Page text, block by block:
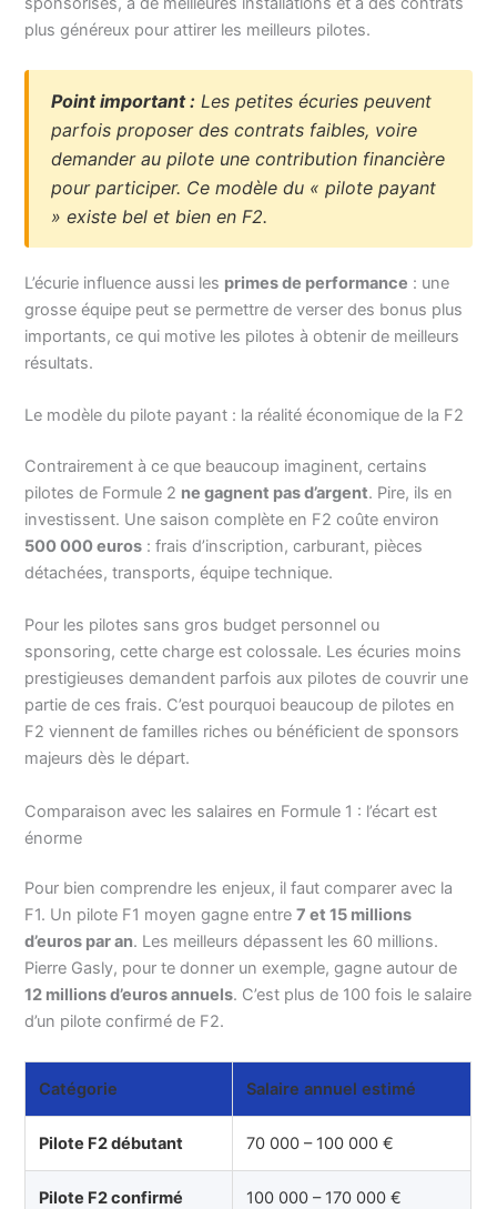
plus généreux pour attirer les meilleurs pilotes.
Point important : Les petites écuries peuvent
parfois proposer des contrats faibles, voire
demander au pilote une contribution financière
pour participer. Ce modèle du « pilote payant
» existe bel et bien en F2.
L’écurie influence aussi les primes de performance : une
grosse équipe peut se permettre de verser des bonus plus
importants, ce qui motive les pilotes à obtenir de meilleurs
résultats.
Le modèle du pilote payant : la réalité économique de la F2
Contrairement à ce que beaucoup imaginent, certains
pilotes de Formule 2 ne gagnent pas d’argent. Pire, ils en
investissent. Une saison complète en F2 coûte environ
500 000 euros : frais d’inscription, carburant, pièces
détachées, transports, équipe technique.
Pour les pilotes sans gros budget personnel ou
sponsoring, cette charge est colossale. Les écuries moins
prestigieuses demandent parfois aux pilotes de couvrir une
partie de ces frais. C’est pourquoi beaucoup de pilotes en
F2 viennent de familles riches ou bénéficient de sponsors
majeurs dès le départ.
Comparaison avec les salaires en Formule 1 : l’écart est
énorme
Pour bien comprendre les enjeux, il faut comparer avec la
F1. Un pilote F1 moyen gagne entre7 et 15 millions
d’euros par an. Les meilleurs dépassent les 60 millions.
Pierre Gasly, pour te donner un exemple, gagne autour de
12 millions d’euros annuels. C’est plus de 100 fois le salaire
d’un pilote confirmé de F2.
Catégorie Salaire annuel estimé
Pilote F2 débutant 70 000 – 100 000 €
Pilote F2 confirmé 100 000 – 170 000 €